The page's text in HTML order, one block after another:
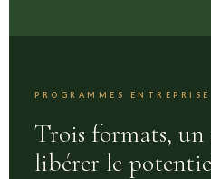
PROGRAMMES ENTREPRISE
Trois formats, un
libérer le